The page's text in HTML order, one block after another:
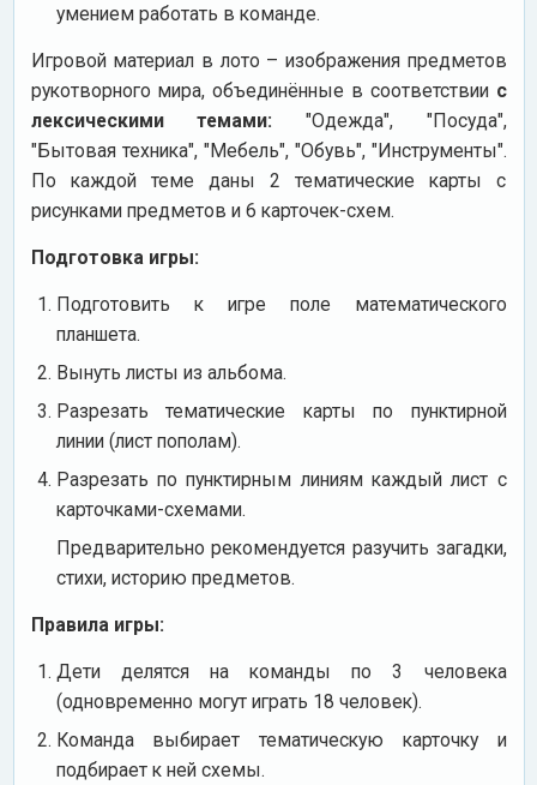
умением работать в команде.
Игровой материал в лото – изображения предметов
рукотворного мира, объединённые в соответствии с
лексическими темами: "Одежда", "Посуда",
"Бытовая техника", "Мебель", "Обувь", "Инструменты".
По каждой теме даны 2 тематические карты с
рисунками предметов и 6 карточек-схем.
Подготовка игры:
Подготовить к игре поле математического
планшета.
Вынуть листы из альбома.
Разрезать тематические карты по пунктирной
линии (лист пополам).
Разрезать по пунктирным линиям каждый лист с
карточками-схемами.
Предварительно рекомендуется разучить загадки,
стихи, историю предметов.
Правила игры:
Дети делятся на команды по 3 человека
(одновременно могут играть 18 человек).
Команда выбирает тематическую карточку и
подбирает к ней схемы.